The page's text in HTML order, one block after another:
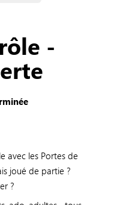
-
avec les Portes de
joué de partie ?
?